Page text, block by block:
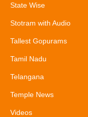
State Wise
Stotram with Audio
Tallest Gopurams
Tamil Nadu
Telangana
Temple News
Videos